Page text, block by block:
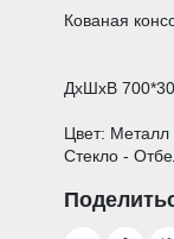
Кованая
ДхШхВ
Цвет:
Стекло -